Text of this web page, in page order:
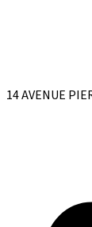
14 AVENUE